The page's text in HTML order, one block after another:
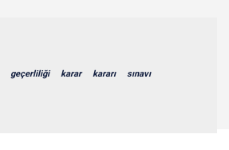
geçerliliği karar kararı sınavı